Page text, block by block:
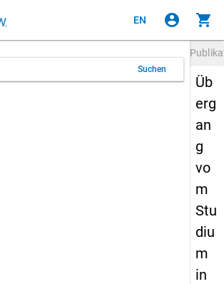
EN account_circle shopping_cart
Suchen
Üb
erg
an
g
vo
m
Stu
diu
m
in